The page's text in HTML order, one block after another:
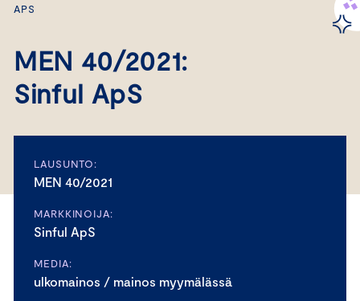
APS
MEN 40/2021:
Sinful ApS
LAUSUNTO:
MEN 40/2021
MARKKINOIJA:
Sinful ApS
MEDIA:
ulkomainos / mainos myymälässä